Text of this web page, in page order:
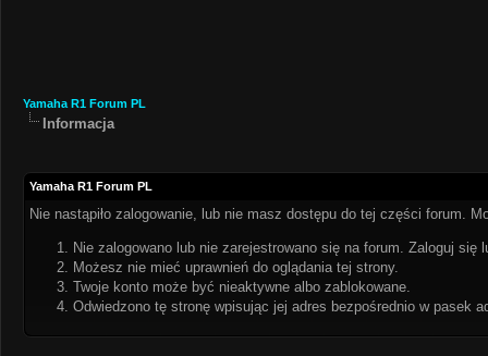
Yamaha R1 Forum PL
Informacja
Yamaha R1 Forum PL
Nie nastąpiło zalogowanie, lub nie masz dostępu do tej części forum.
Nie zalogowano lub nie zarejestrowano się na forum. Zaloguj się
Możesz nie mieć uprawnień do oglądania tej strony.
Twoje konto może być nieaktywne albo zablokowane.
Odwiedzono tę stronę wpisując jej adres bezpośrednio w pasek